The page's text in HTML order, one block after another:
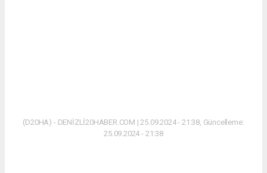
(D20HA) - DENİZLİ20HABER.COM | 25.09.2024 - 21:38, Güncelleme:
25.09.2024 - 21:38